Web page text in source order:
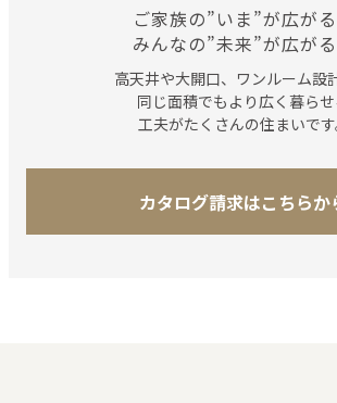
ご家族の”いま”が広がる
みんなの”未来”が広がる
高天井や大開口、ワンルーム設
同じ⾯積でもより広く 暮らせ
工夫がたくさんの住まいです
カタログ請求はこちらか